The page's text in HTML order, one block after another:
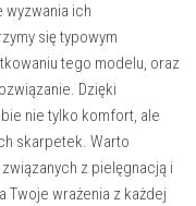
ich
się typowym
tego modelu, oraz
Dzięki
nie tylko komfort, ale
skarpetek. Warto
z pielęgnacją i
Twoje wrażenia z każdej